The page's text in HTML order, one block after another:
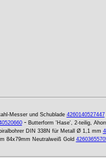
Messer und Schublade 4260140527447
- Butterform 'Hase', 2-teilig,
DIN 338N für Metall Ø 1,1 mm
84x79mm Neutralweiß Gold